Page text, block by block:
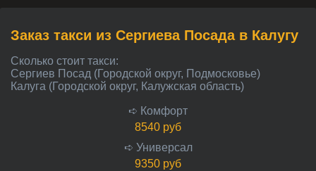
Заказ такси из Сергиева Посада в Калугу
Сколько стоит такси:
Сергиев Посад (Городской округ, Подмосковье)
Калуга (Городской округ, Калужская область)
➪ Комфорт
8540 руб
➪ Универсал
9350 руб